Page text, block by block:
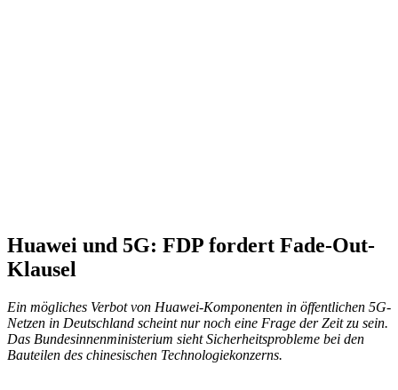
Huawei und 5G: FDP fordert Fade-Out-
Klausel
Ein mögliches Verbot von Huawei-Komponenten in öffentlichen 5G-
Netzen in Deutschland scheint nur noch eine Frage der Zeit zu sein.
Das Bundesinnenministerium sieht Sicherheitsprobleme bei den
Bauteilen des chinesischen Technologiekonzerns.